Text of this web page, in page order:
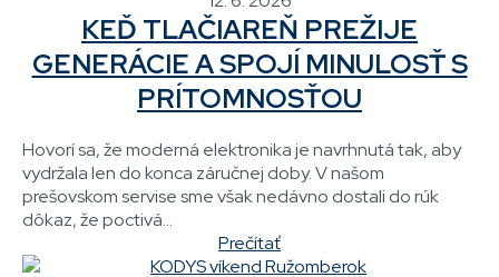
KEĎ TLAČIAREŇ PREŽIJE
GENERÁCIE A SPOJÍ MINULOSŤ S
PRÍTOMNOSŤOU
Hovorí sa, že moderná elektronika je navrhnutá tak, aby
vydržala len do konca záručnej doby. V našom
prešovskom servise sme však nedávno dostali do rúk
dôkaz, že poctivá...
Prečítať